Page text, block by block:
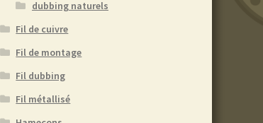
dubbing naturels
Fil de cuivre
Fil de montage
Fil dubbing
Fil métallisé